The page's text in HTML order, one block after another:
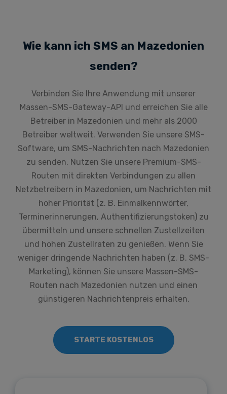
Wie kann ich SMS an Mazedonien
senden?
Verbinden Sie Ihre Anwendung mit unserer
Massen-SMS-Gateway-API und erreichen Sie alle
Betreiber in Mazedonien und mehr als 2000
Betreiber weltweit. Verwenden Sie unsere SMS-
Software, um SMS-Nachrichten nach Mazedonien
zu senden. Nutzen Sie unsere Premium-SMS-
Routen mit direkten Verbindungen zu allen
Netzbetreibern in Mazedonien, um Nachrichten mit
hoher Priorität (z. B. Einmalkennwörter,
Terminerinnerungen, Authentifizierungstoken) zu
übermitteln und unsere schnellen Zustellzeiten
und hohen Zustellraten zu genießen. Wenn Sie
weniger dringende Nachrichten haben (z. B. SMS-
Marketing), können Sie unsere Massen-SMS-
Routen nach Mazedonien nutzen und einen
günstigeren Nachrichtenpreis erhalten.
STARTE KOSTENLOS